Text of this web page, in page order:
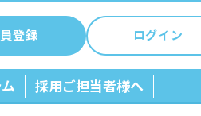
登録 ログイン
採用ご担当者様へ